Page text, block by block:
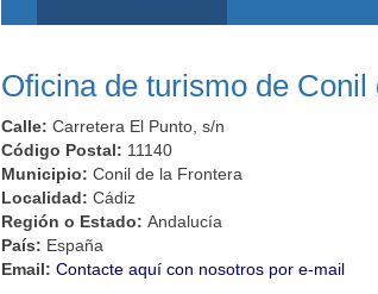
Oficina de turismo de Conil
Calle: Carretera El Punto, s/n
Código Postal: 11140
Municipio: Conil de la Frontera
Localidad: Cádiz
Región o Estado: Andalucía
País: España
Email: Contacte aquí con nosotros por e-mail